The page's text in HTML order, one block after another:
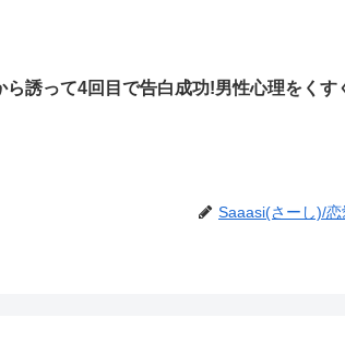
誘って4回目で告白成功!男性心理をくす
Saaasi(さーし)/